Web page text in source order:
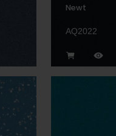
Newt
AQ2022